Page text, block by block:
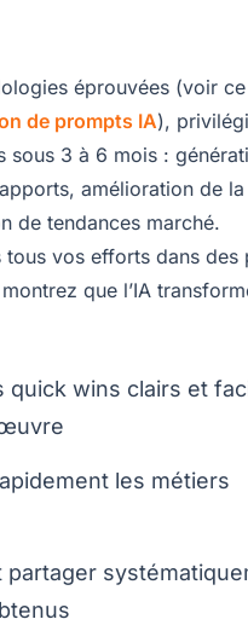
éprouvées (voir ce
de prompts IA),
sous 3 à 6 mois :
amélioration de
de tendances marché.
tous vos efforts dans des
que l’IA
quick wins clairs et
les métiers
partager